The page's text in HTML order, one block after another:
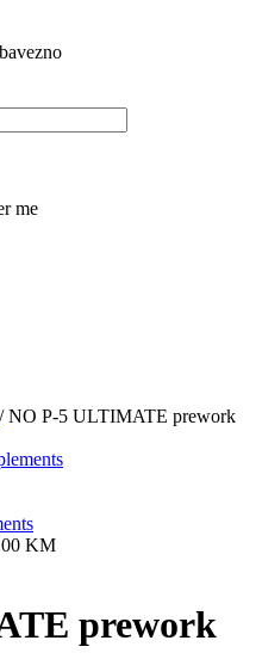
me
/ NO P-5 ULTIMATE prework
KM
prework